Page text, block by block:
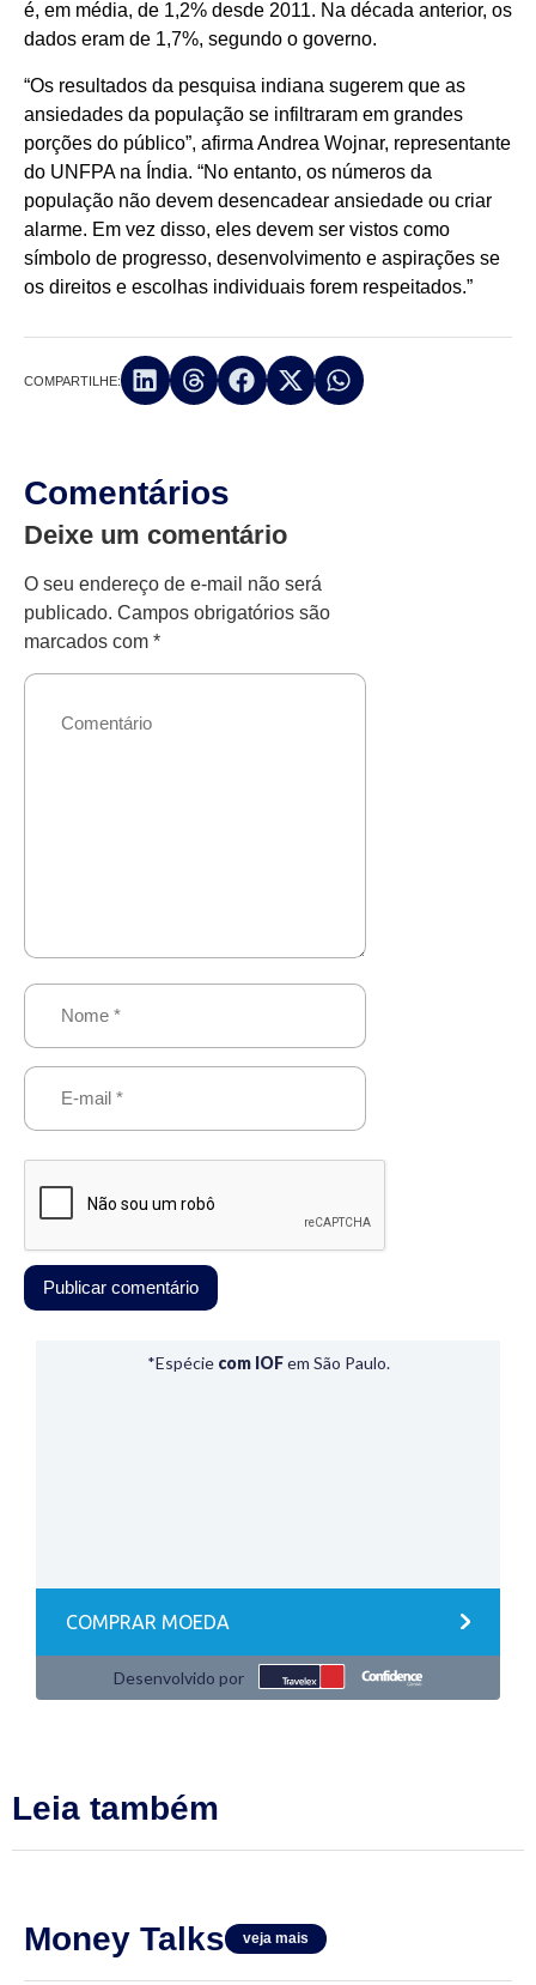
é, em média, de 1,2% desde 2011. Na década anterior, os
dados eram de 1,7%, segundo o governo.
“Os resultados da pesquisa indiana sugerem que as
ansiedades da população se infiltraram em grandes
porções do público”, afirma Andrea Wojnar, representante
do UNFPA na Índia. “No entanto, os números da
população não devem desencadear ansiedade ou criar
alarme. Em vez disso, eles devem ser vistos como
símbolo de progresso, desenvolvimento e aspirações se
os direitos e escolhas individuais forem respeitados.”
COMPARTILHE:
Comentários
Deixe um comentário
O seu endereço de e-mail não será
publicado. Campos obrigatórios são
marcados com *
Leia também
Money Talks veja mais